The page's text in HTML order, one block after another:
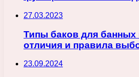
27.03.2023
Типы баков для банных
отличия и правила
23.09.2024